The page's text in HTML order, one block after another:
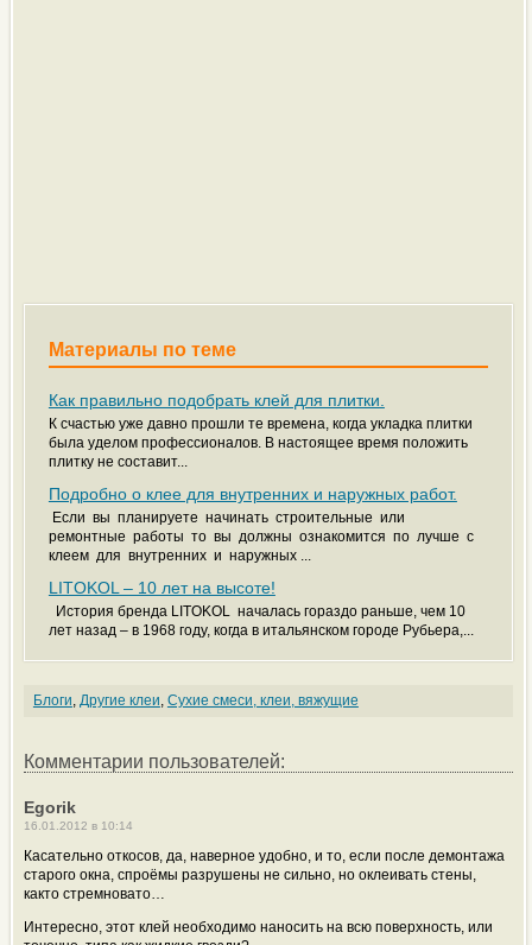
Материалы по теме
Как правильно подобрать клей для плитки.
К счастью уже давно прошли те времена, когда укладка плитки
была уделом профессионалов. В настоящее время положить
плитку не составит...
Подробно о клее для внутренних и наружных работ.
Если вы планируете начинать строительные или
ремонтные работы то вы должны ознакомится по лучше с
клеем для внутренних и наружных ...
LITOKOL – 10 лет на высоте!
История бренда LITOKOL началась гораздо раньше, чем 10
лет назад – в 1968 году, когда в итальянском городе Рубьера,...
Блоги, Другие клеи, Сухие смеси, клеи, вяжущие
Комментарии пользователей:
Egorik
16.01.2012 в 10:14
Касательно откосов, да, наверное удобно, и то, если после демонтажа
старого окна, спроёмы разрушены не сильно, но оклеивать стены,
както стремновато…
Интересно, этот клей необходимо наносить на всю поверхность, или